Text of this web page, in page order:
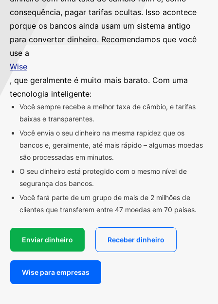
consequência, pagar tarifas ocultas. Isso acontece
porque os bancos ainda usam um sistema antigo
para converter dinheiro. Recomendamos que você
use a
Wise
, que geralmente é muito mais barato. Com uma
tecnologia inteligente:
Você sempre recebe a melhor taxa de câmbio, e tarifas
baixas e transparentes.
Você envia o seu dinheiro na mesma rapidez que os
bancos e, geralmente, até mais rápido – algumas moedas
são processadas em minutos.
O seu dinheiro está protegido com o mesmo nível de
segurança dos bancos.
Você fará parte de um grupo de mais de 2 milhões de
clientes que transferem entre 47 moedas em 70 países.
Enviar dinheiro Receber dinheiro
Wise para empresas